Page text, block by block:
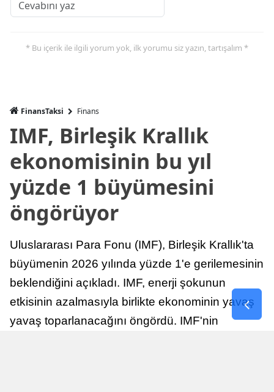
* Bu içerik ile ilgili yorum yok, ilk yorumu siz yazın, tartışalım *
FinansTaksi Finans
IMF, Birleşik Krallık
ekonomisinin bu yıl
yüzde 1 büyümesini
öngörüyor
Uluslararası Para Fonu (IMF), Birleşik Krallık'ta
büyümenin 2026 yılında yüzde 1'e gerilemesinin
beklendiğini açıkladı. IMF, enerji şokunun
etkisinin azalmasıyla birlikte ekonominin yavaş
yavaş toparlanacağını öngördü. IMF'nin